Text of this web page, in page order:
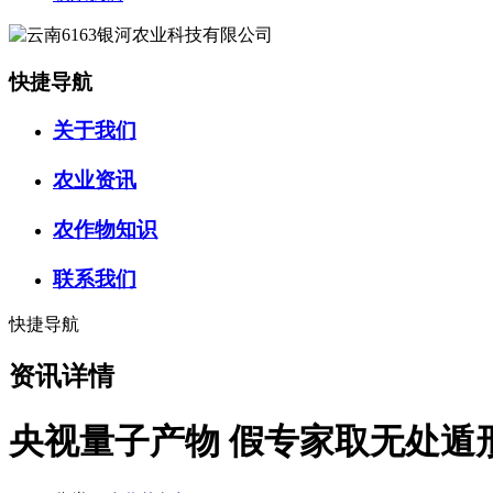
快捷导航
关于我们
农业资讯
农作物知识
联系我们
快捷导航
资讯详情
央视量子产物 假专家取无处遁